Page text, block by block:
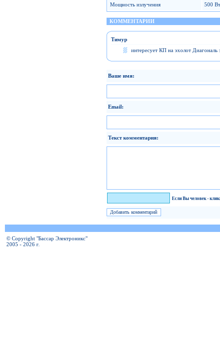
Мощность излучения
500
КОММЕНТАРИИ
Тимур
интересует КП на эхолот
Ваше имя:
Email:
Текст комментария:
Если Вы человек -
© Copyright "Бассар Электроникс"
2005 - 2026 г.